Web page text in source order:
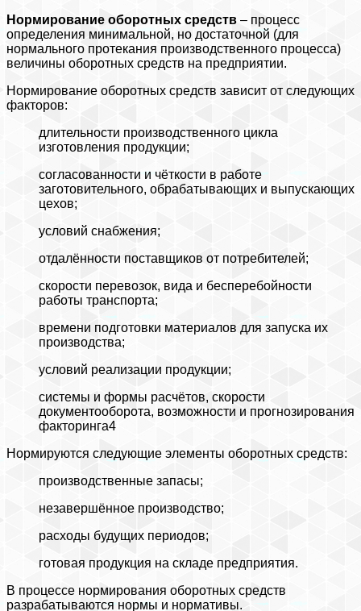
Нормирование оборотных средств – процесс
определения минимальной, но достаточной (для
нормального протекания производственного процесса)
величины оборотных средств на предприятии.
Нормирование оборотных средств зависит от следующих
факторов:
длительности производственного цикла
изготовления продукции;
согласованности и чёткости в работе
заготовительного, обрабатывающих и выпускающих
цехов;
условий снабжения;
отдалённости поставщиков от потребителей;
скорости перевозок, вида и бесперебойности
работы транспорта;
времени подготовки материалов для запуска их
производства;
условий реализации продукции;
системы и формы расчётов, скорости
документооборота, возможности и прогнозирования
факторинга4
Нормируются следующие элементы оборотных средств:
производственные запасы;
незавершённое производство;
расходы будущих периодов;
готовая продукция на складе предприятия.
В процессе нормирования оборотных средств
разрабатываются нормы и нормативы.